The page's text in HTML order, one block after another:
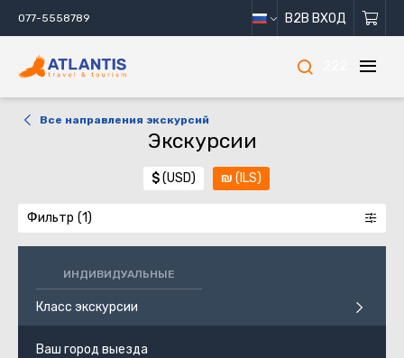
077-5558789 B2B ВХОД
Все направления экскурсий
Экскурсии
$(USD) ₪ (ILS)
Фильтр
ИНДИВИДУАЛЬНЫЕ
Класс экскурсии
Ваш город выезда